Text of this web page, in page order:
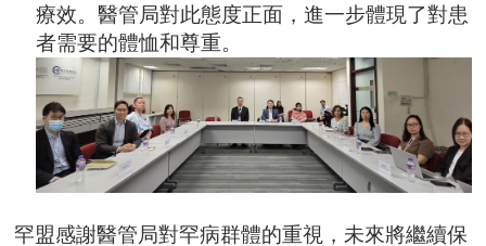
療效。醫管局對此態度正面，進一步體現了對患
者需要的體恤和尊重。
罕盟感謝醫管局對罕病群體的重視，未來將繼續保